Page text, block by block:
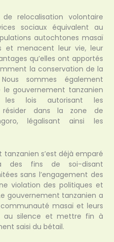
relocalisation volontaire
sociaux équivalent au
autochtones masaï
et menacent leur vie, leur
qu’elles ont apportés
la conservation de la
sommes également
gouvernement tanzanien
les lois autorisant les
dans la zone de
légalisant ainsi les
s’est déjà emparé
des fins de soi-disant
sans l’engagement des
violation des politiques et
gouvernement tanzanien a
masaï et leurs
au silence et mettre fin à
saisi du bétail.